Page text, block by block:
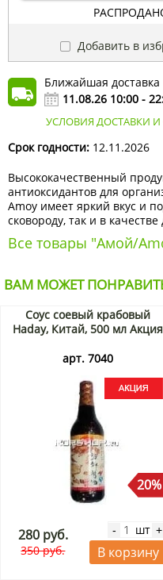
Добавить в
Ближайшая
11.08.26 10:00 -
УСЛОВИЯ ДОСТАВКИ
Срок годности: 12.11.2026
Высококачественный
антиоксидантов для
Amoy имеет яркий вкус и
сковороду, так и в качестве
Все товары "Амой/
ВАМ МОЖЕТ
Соус соевый крабовый
Haday, Китай, 500 мл Акция
арт. 7040
20%
280 руб.
350 руб.
- шт +
В корзину